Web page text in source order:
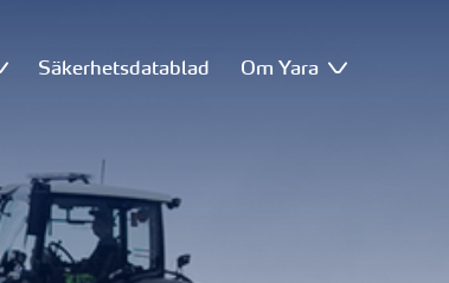
Säkerhetsdatablad Om Yara